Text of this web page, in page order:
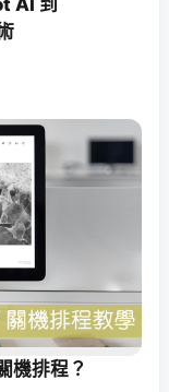
機排程？